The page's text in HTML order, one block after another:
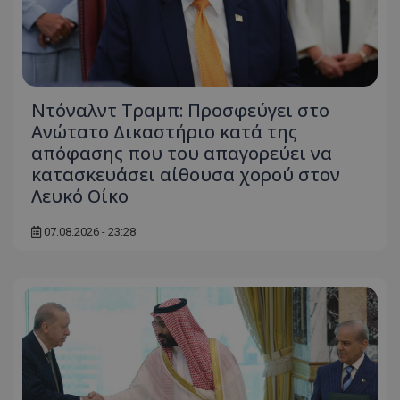
Ντόναλντ Τραμπ: Προσφεύγει στο
Ανώτατο Δικαστήριο κατά της
απόφασης που του απαγορεύει να
κατασκευάσει αίθουσα χορού στον
Λευκό Οίκο
07.08.2026 - 23:28
ASP.NET_SessionId
Microsoft Corporation
.youtube.com